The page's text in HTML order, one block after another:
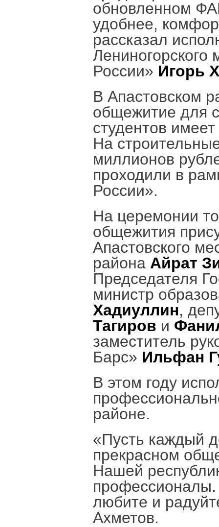
обновленном
удобнее,
рассказал
Лениногорского
России» Игорь
В Апастовском
общежитие для
студентов
На
миллионов
проходили в
России».
На церемонии
общежития
Апастовского
района Айрат
Председателя
министр
Хадиуллин,
Тагиров и
заместитель
Барс» Ильфан
В этом году
районе.
«Пусть каждый
прекрасном
Нашей
профессионалы.
любите и
Ахметов.